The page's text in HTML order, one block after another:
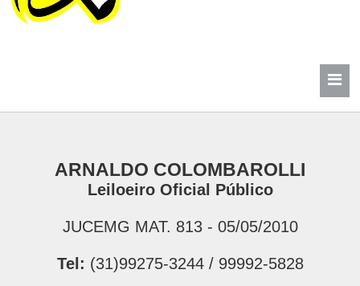
ARNALDO COLOMBAROLLI
Leiloeiro Oficial Público
JUCEMG MAT. 813 - 05/05/2010
Tel: (31)99275-3244 / 99992-5828